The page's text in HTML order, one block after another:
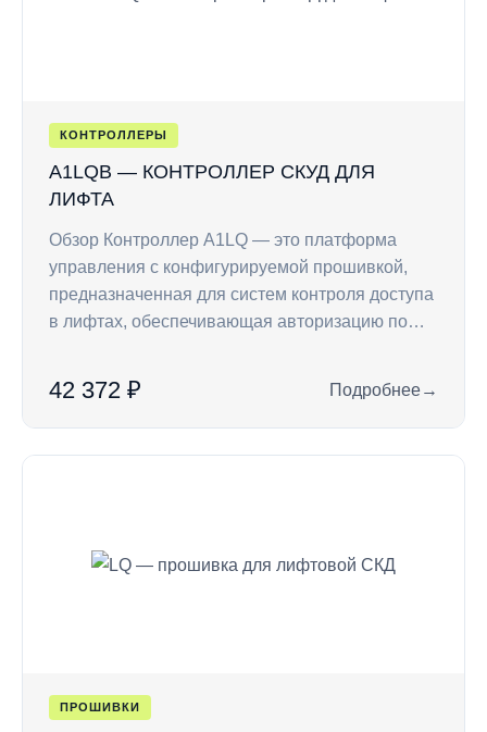
КОНТРОЛЛЕРЫ
A1LQB — КОНТРОЛЛЕР СКУД ДЛЯ
ЛИФТА
Обзор Контроллер A1LQ — это платформа
управления с конфигурируемой прошивкой,
предназначенная для систем контроля доступа
в лифтах, обеспечивающая авторизацию по…
42 372 ₽ Подробнее
: A1LQB —
→
ПРОШИВКИ